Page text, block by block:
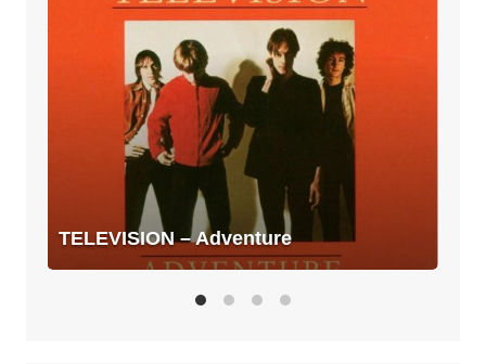
TELEVISION – Adventure